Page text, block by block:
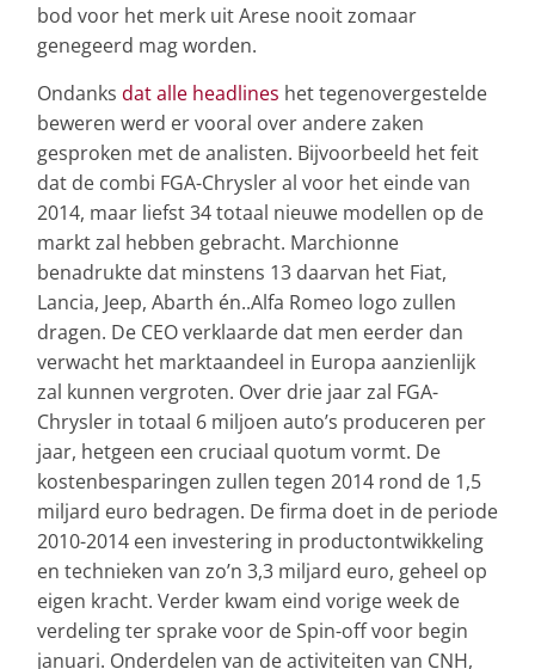
bod voor het merk uit Arese nooit zomaar
genegeerd mag worden.
Ondanks dat alle headlines het tegenovergestelde
beweren werd er vooral over andere zaken
gesproken met de analisten. Bijvoorbeeld het feit
dat de combi FGA-Chrysler al voor het einde van
2014, maar liefst 34 totaal nieuwe modellen op de
markt zal hebben gebracht. Marchionne
benadrukte dat minstens 13 daarvan het Fiat,
Lancia, Jeep, Abarth én..Alfa Romeo logo zullen
dragen. De CEO verklaarde dat men eerder dan
verwacht het marktaandeel in Europa aanzienlijk
zal kunnen vergroten. Over drie jaar zal FGA-
Chrysler in totaal 6 miljoen auto’s produceren per
jaar, hetgeen een cruciaal quotum vormt. De
kostenbesparingen zullen tegen 2014 rond de 1,5
miljard euro bedragen. De firma doet in de periode
2010-2014 een investering in productontwikkeling
en technieken van zo’n 3,3 miljard euro, geheel op
eigen kracht. Verder kwam eind vorige week de
verdeling ter sprake voor de Spin-off voor begin
januari. Onderdelen van de activiteiten van CNH,